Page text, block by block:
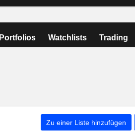
Portfolios Watchlists Trading
Zu einer Liste hinzufügen